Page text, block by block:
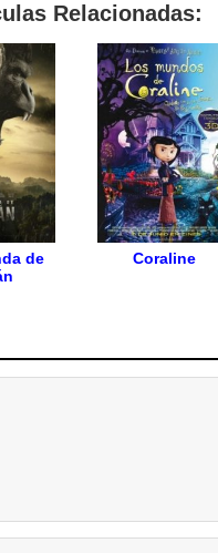
Relacionadas:
de
Coraline